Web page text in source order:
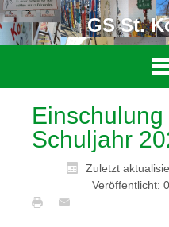
GS St.
Schuljahr
Zuletzt
Veröffentlicht: